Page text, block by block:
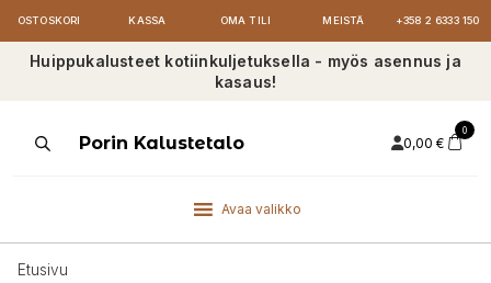
OSTOSKORI KASSA OMA TILI MEISTÄ +358 2 6333 150
Huippukalusteet kotiinkuljetuksella - myös asennus ja
kasaus!
ProductsPorin Kalustetalo 0,00 €
0
Avaa valikko
Etusivu